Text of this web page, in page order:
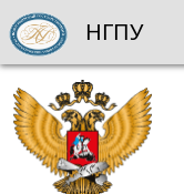
НГПУ